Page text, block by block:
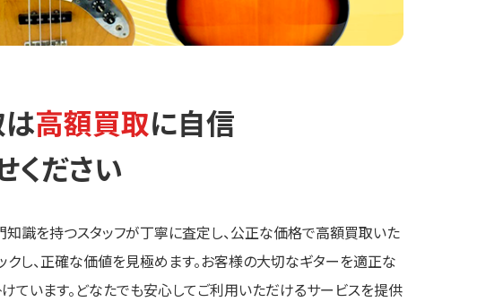
高額買取に自信
ください
知識を持つスタッフが丁寧に査定し、公正な価格で高額買取いた
クし、正確な価値を見極めます。お客様の大切なギターを適正な
ています。どなたでも安心してご利用いただけるサービスを提供